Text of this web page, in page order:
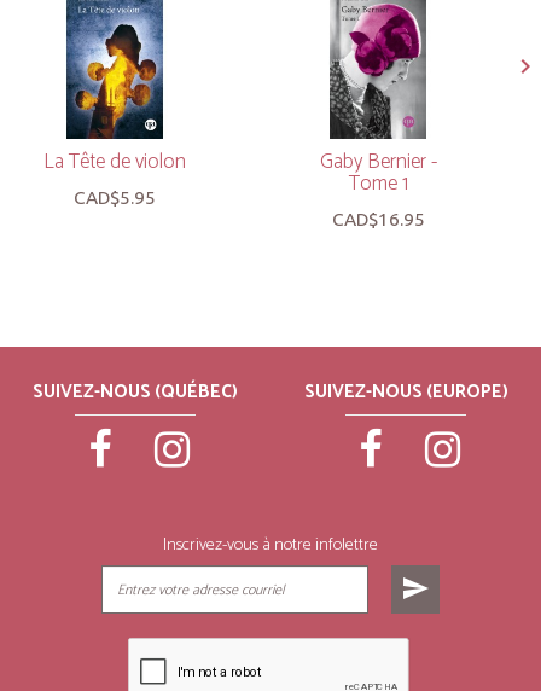
La Tête de violon
CAD$5.95
Gaby Bernier -
Tome 1
CAD$16.95
SUIVEZ-NOUS (QUÉBEC) SUIVEZ-NOUS (EUROPE)
Inscrivez-vous à notre infolettre
send